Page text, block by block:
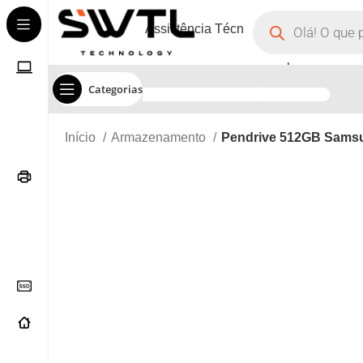
Categorias
Assistência Técnica
Início Armazenamento Pendrive 512GB